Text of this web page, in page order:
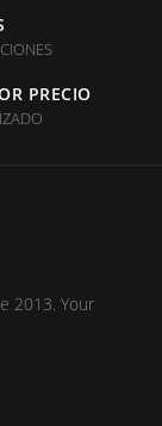
que sea
PRECIO
2013. Your